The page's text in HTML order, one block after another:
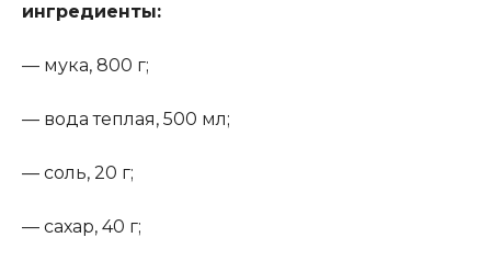
ингредиенты:
— мука, 800 г;
— вода теплая, 500 мл;
— соль, 20 г;
— сахар, 40 г;